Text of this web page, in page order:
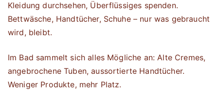
Kleidung durchsehen, Überflüssiges spenden.
Bettwäsche, Handtücher, Schuhe – nur was gebraucht
wird, bleibt.
Im Bad sammelt sich alles Mögliche an: Alte Cremes,
angebrochene Tuben, aussortierte Handtücher.
Weniger Produkte, mehr Platz.